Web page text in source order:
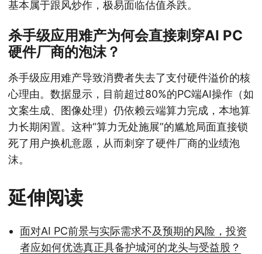
基本属于跟风炒作，极易面临估值杀跌。
杀手级应用难产为何会直接刺穿AI PC
硬件厂商的泡沫？
杀手级应用难产导致消费者失去了支付硬件溢价的核
心理由。数据显示，目前超过80%的PC端AI操作（如
文案生成、图像处理）仍依赖云端算力完成，本地算
力长期闲置。这种“算力无处施展”的尴尬局面直接锁
死了用户换机意愿，从而刺穿了硬件厂商的业绩泡
沫。
延伸阅读
面对AI PC前景与实际需求不及预期的风险，投资
者应如何优选真正具备护城河的龙头与受益股？